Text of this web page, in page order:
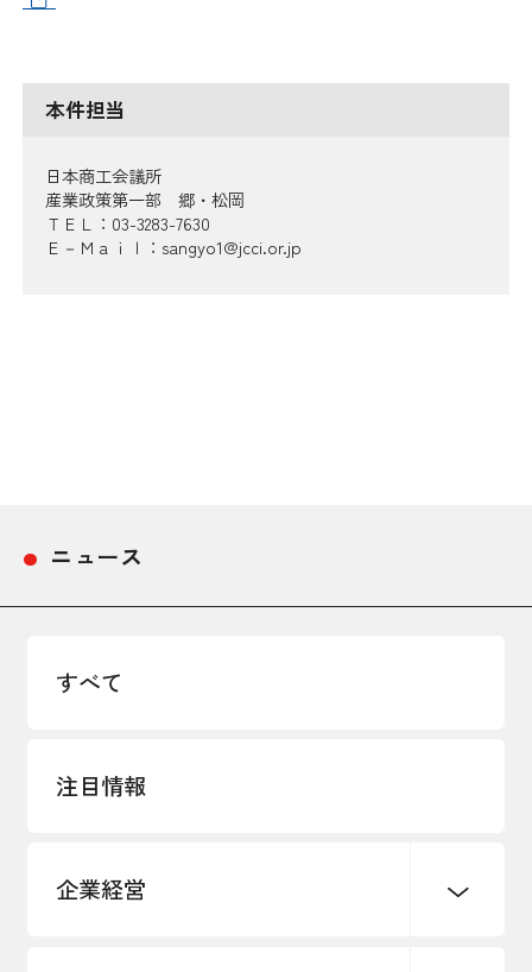
本件担当
日本商工会議所
産業政策第一部 郷・松岡
ＴＥＬ：03-3283-7630
Ｅ－Ｍａｉｌ：sangyo1@jcci.or.jp
ニュース
すべて
注目情報
企業経営